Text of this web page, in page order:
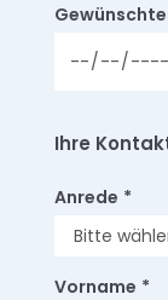
Ihre
Anrede *
Vorname *